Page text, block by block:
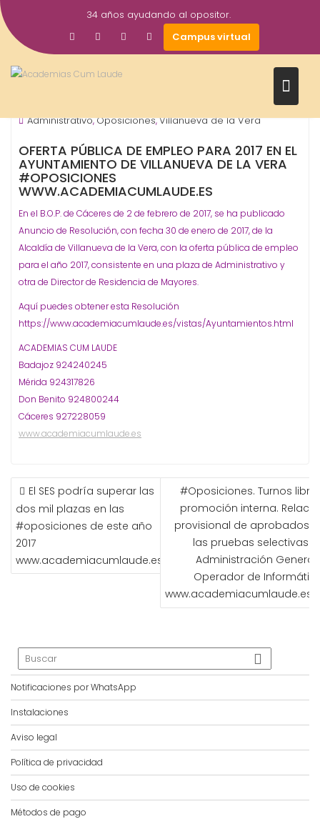
Saltar
al
contenido
34 años ayudando al opositor.
Campus virtual
Feb
2017
academiacumlaudeoposiciones
Administrativo,Oposiciones,Villanueva de la Vera
OFERTA PÚBLICA DE EMPLEO PARA 2017 EN EL
AYUNTAMIENTO DE VILLANUEVA DE LA VERA
#OPOSICIONES
WWW.ACADEMIACUMLAUDE.ES
En el B.O.P. de Cáceres de 2 de febrero de 2017, se ha publicado
Anuncio de Resolución, con fecha 30 de enero de 2017, de la
Alcaldía de Villanueva de la Vera, con la oferta pública de empleo
para el año 2017, consistente en una plaza de Administrativo y
otra de Director de Residencia de Mayores.
Aquí puedes obtener esta Resolución
https://www.academiacumlaude.es/vistas/Ayuntamientos.html
ACADEMIAS CUM LAUDE
Badajoz 924240245
Mérida 924317826
Don Benito 924800244
Cáceres 927228059
www.academiacumlaude.es
NAVEGACIÓN
DE
ENTRADAS
El SES podría superar las
dos mil plazas en las
#oposiciones de este año
2017
www.academiacumlaude.es
#Oposiciones. Turnos libre
promoción interna.
provisional de aprobados
las pruebas selectivas
Administración General
Operador de
www.academiacumlaude.es
Notificaciones por WhatsApp
Instalaciones
Aviso legal
Política de privacidad
Uso de cookies
Métodos de pago